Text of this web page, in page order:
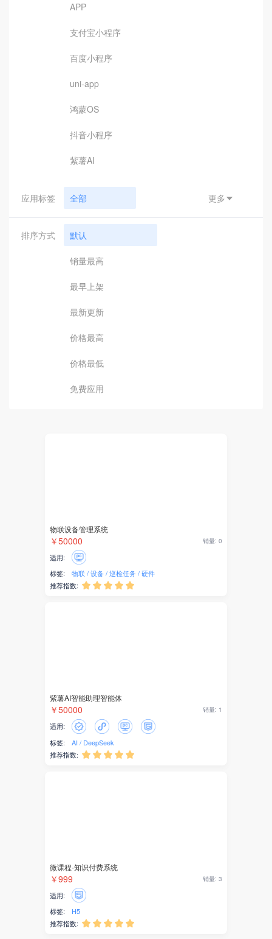
APP
支付宝小程序
百度小程序
uni-app
鸿蒙OS
抖音小程序
紫薯AI
应用标签 全部
小程序支付
汇付
硬件
巡检任务
设备
企业智能体
AI助手
企业知识库
企业年报
电商
供应链
更多 
排序方式 默认
销量最高
最早上架
最新更新
价格最高
价格最低
免费应用
物联设备管理系统
￥50000 销量: 0
适用:
标签:
物联 设备 巡检任务 硬件
推荐指数:     
紫薯AI智能助理智能体
￥50000 销量: 1
适用:
标签:
AI
DeepSeek
推荐指数:     
微课程-知识付费系统
￥999 销量: 3
适用:
标签:
H5
推荐指数:     